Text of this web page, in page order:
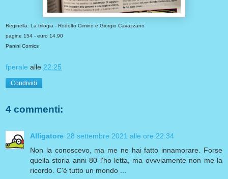
Reginella: La trilogia - Rodolfo Cimino e Giorgio Cavazzano
pagine 154 - euro 14.90
Panini Comics
fperale alle 22:25
Condividi
4 commenti:
Alligatore 28 settembre 2021 alle ore 22:34
Non la conoscevo, ma me ne hai fatto innamorare. Forse
quella storia anni 80 l'ho letta, ma ovvviamente non me la
ricordo. C'è tutto un mondo ...